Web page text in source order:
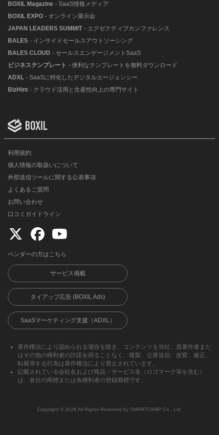
BOXIL Magazine - SaaS情報メディア
BOXIL EXPO - オンライン展示会
JAPAN LEADERS SUMMIT - エグゼクティブカンファレンス
BALES - インサイドセールスアウトソーシング
BALES CLOUD - セールスエンゲージメントSaaS
ビジネステンプレート - 便利なテンプレートを無料ダウンロード
ADXL - SaaSに特化したデジタルエージェンシー
BizHint - クラウド活用と生産性向上の専門サイト
利用規約
個人情報の取扱いについて
外部送信ツールに関する公表事項
よくあるご質問
お問い合わせ
口コミガイドライン
ベンダーの方はこちら
サービス掲載
タイアップ広告 (BOXIL Ads)
SaaSマーケティング支援（ADXL）
著作権法により認められる場合を除き、コンテンツを当社、原著作者また
はその他の権利者の許諾を得ることなく、複製、公衆送信、改変、修正、
転載等する行為は著作権法により禁止されています。
記載されている会社名および商品・サービス名（ロゴマーク等を含む）
は、各社の商標または各権利者の登録商標です。
Copyright ©︎ 2026 All Rights Reserved by SMARTCAMP Co., Ltd.